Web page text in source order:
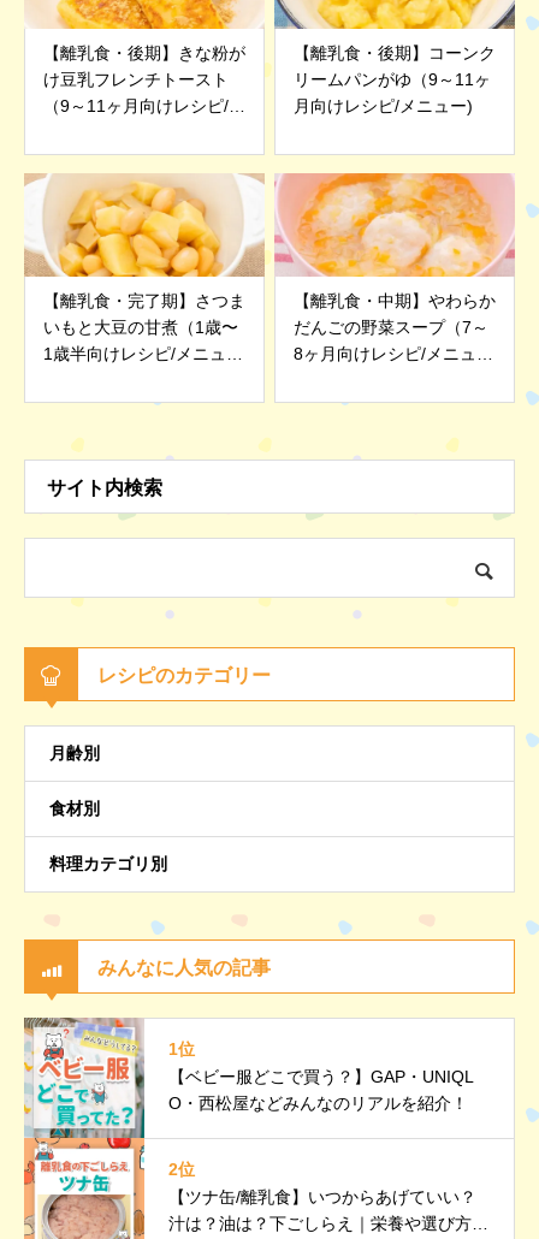
【離乳食・後期】きな粉が
け豆乳フレンチトースト
（9～11ヶ月向けレシピ/メ
【離乳食・後期】コーンク
リームパンがゆ（9～11ヶ
月向けレシピ/メニュー)
【離乳食・完了期】さつま
いもと大豆の甘煮（1歳〜
1歳半向けレシピ/メニュ
【離乳食・中期】やわらか
だんごの野菜スープ（7～
8ヶ月向けレシピ/メニュ
サイト内検索
レシピのカテゴリー
月齢別
食材別
料理カテゴリ別
みんなに人気の記事
1位
【ベビー服どこで買う？】GAP・UNIQL
O・西松屋などみんなのリアルを紹介！
2位
【ツナ缶/離乳食】いつからあげていい？
汁は？油は？下ごしらえ｜栄養や選び方、